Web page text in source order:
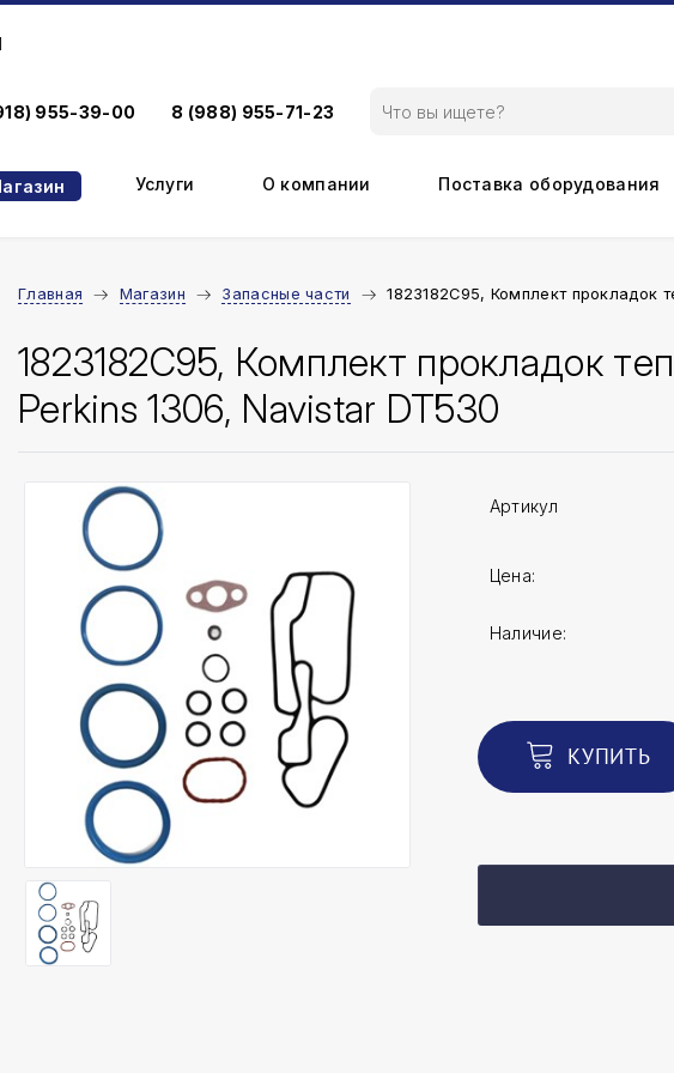
955-39-00 8 (988) 955-71-23
Услуги О компании Поставка оборудования
Главная Магазин Запасные части 1823182C95, Комплект прокладок
1823182C95, Комплект прокладок
Perkins 1306, Navistar DT530
Артикул
Цена:
Наличие:
КУПИТЬ